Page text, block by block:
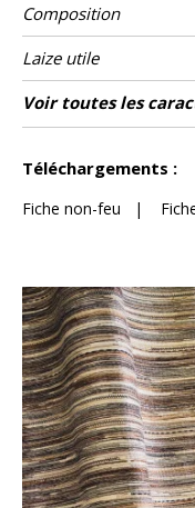
Composition
Laize utile
Raccord
Sens
Poids g/m²
Usage
Entretien
Pays d'origine
Rapport
Horizontal
Rapport
Vertical
Voir toutes les
Téléchargements :
Fiche non-feu |